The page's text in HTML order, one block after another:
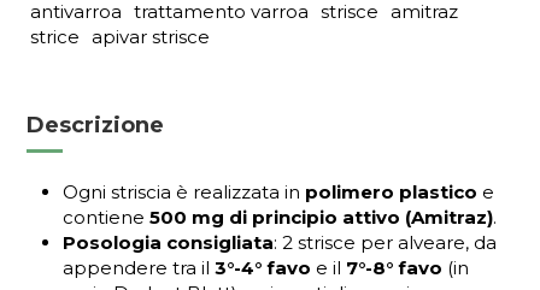
antivarroa trattamento varroa strisce
amitraz
strice
apivar strisce
Descrizione
Ogni striscia è realizzata in polimero plastico e
contiene500 mg di principio attivo (Amitraz).
Posologia consigliata: 2 strisce per alveare, da
appendere tra il3°-4° favo e il 7°-8° favo (in